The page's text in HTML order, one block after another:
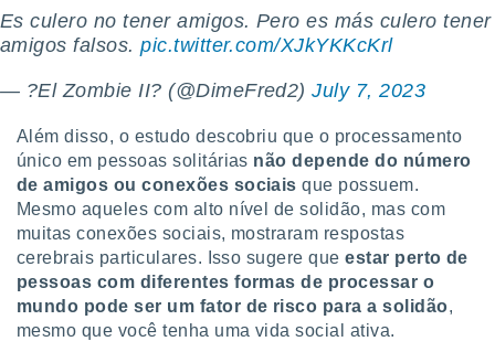
dados
através
estudos
e
de
Es culero no tener amigos. Pero es más culero tener
amigos falsos.pic.twitter.com/XJkYKKcKrl
— ?El Zombie II? (@DimeFred2)July 7, 2023
Além disso, o estudo descobriu que o processamento
único em pessoas solitárias não depende do número
de amigos ou conexões sociaisque possuem.
Mesmo aqueles com alto nível de solidão, mas com
muitas conexões sociais, mostraram respostas
cerebrais particulares. Isso sugere queestar perto de
pessoas com diferentes formas de processar o
mundo pode ser um fator de risco para a solidão,
mesmo que você tenha uma vida social ativa.